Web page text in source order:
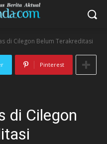
di Cilegon Belum Terakreditasi
Pinterest
di Cilegon